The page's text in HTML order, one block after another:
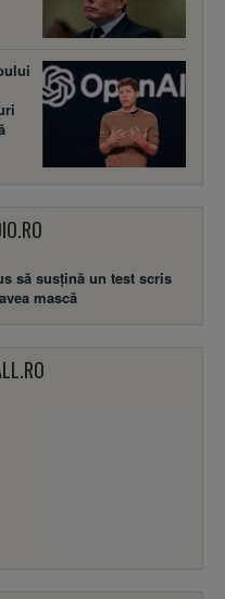
să susţină un test scris
mască